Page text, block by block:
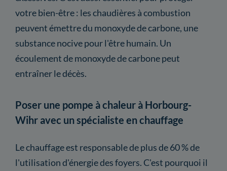
votre bien-être : les chaudières à combustion
peuvent émettre du monoxyde de carbone, une
substance nocive pour l'être humain. Un
écoulement de monoxyde de carbone peut
entraîner le décès.
Poser une pompe à chaleur à Horbourg-
Wihr avec un spécialiste en chauffage
Le chauffage est responsable de plus de 60 % de
l'utilisation d'énergie des foyers. C'est pourquoi il